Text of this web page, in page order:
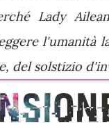
Lady
l'umanità
del solstizio